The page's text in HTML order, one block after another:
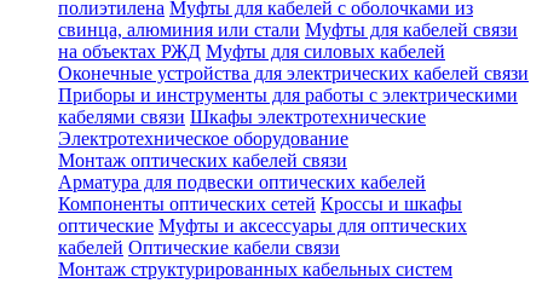
полиэтилена Муфты для кабелей с оболочками из
свинца, алюминия или стали Муфты для кабелей связи
на объектах РЖД Муфты для силовых кабелей
Оконечные устройства для электрических кабелей связи
Приборы и инструменты для работы с электрическими
кабелями связи Шкафы электротехнические
Электротехническое оборудование
Монтаж оптических кабелей связи
Арматура для подвески оптических кабелей
Компоненты оптических сетей Кроссы и шкафы
оптические Муфты и аксессуары для оптических
кабелей Оптические кабели связи
Монтаж структурированных кабельных систем